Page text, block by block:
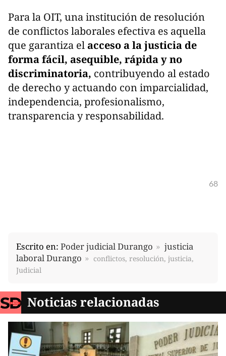
Para la OIT, una institución de resolución
de conflictos laborales efectiva es aquella
que garantiza el acceso a la justicia de
forma fácil, asequible, rápida y no
discriminatoria, contribuyendo al estado
de derecho y actuando con imparcialidad,
independencia, profesionalismo,
transparencia y responsabilidad.
68
Escrito en: Poder judicial Durango
justicia
laboral Durango
conflictos, resolución, justicia,
Judicial
Noticias relacionadas